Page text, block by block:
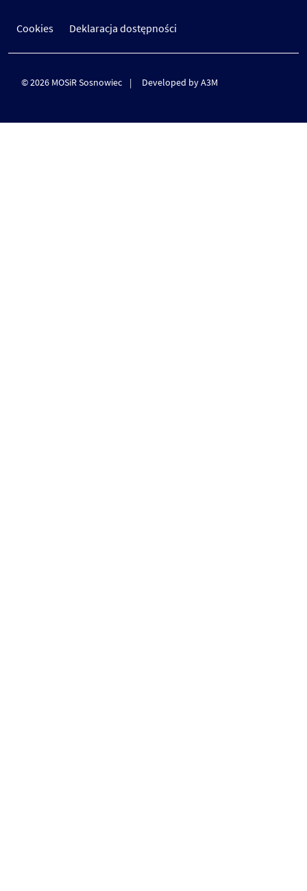
Cookies Deklaracja dostępności
© 2026 MOSiR Sosnowiec Developed by A3M